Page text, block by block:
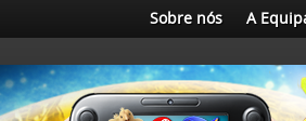
Sobre nós A